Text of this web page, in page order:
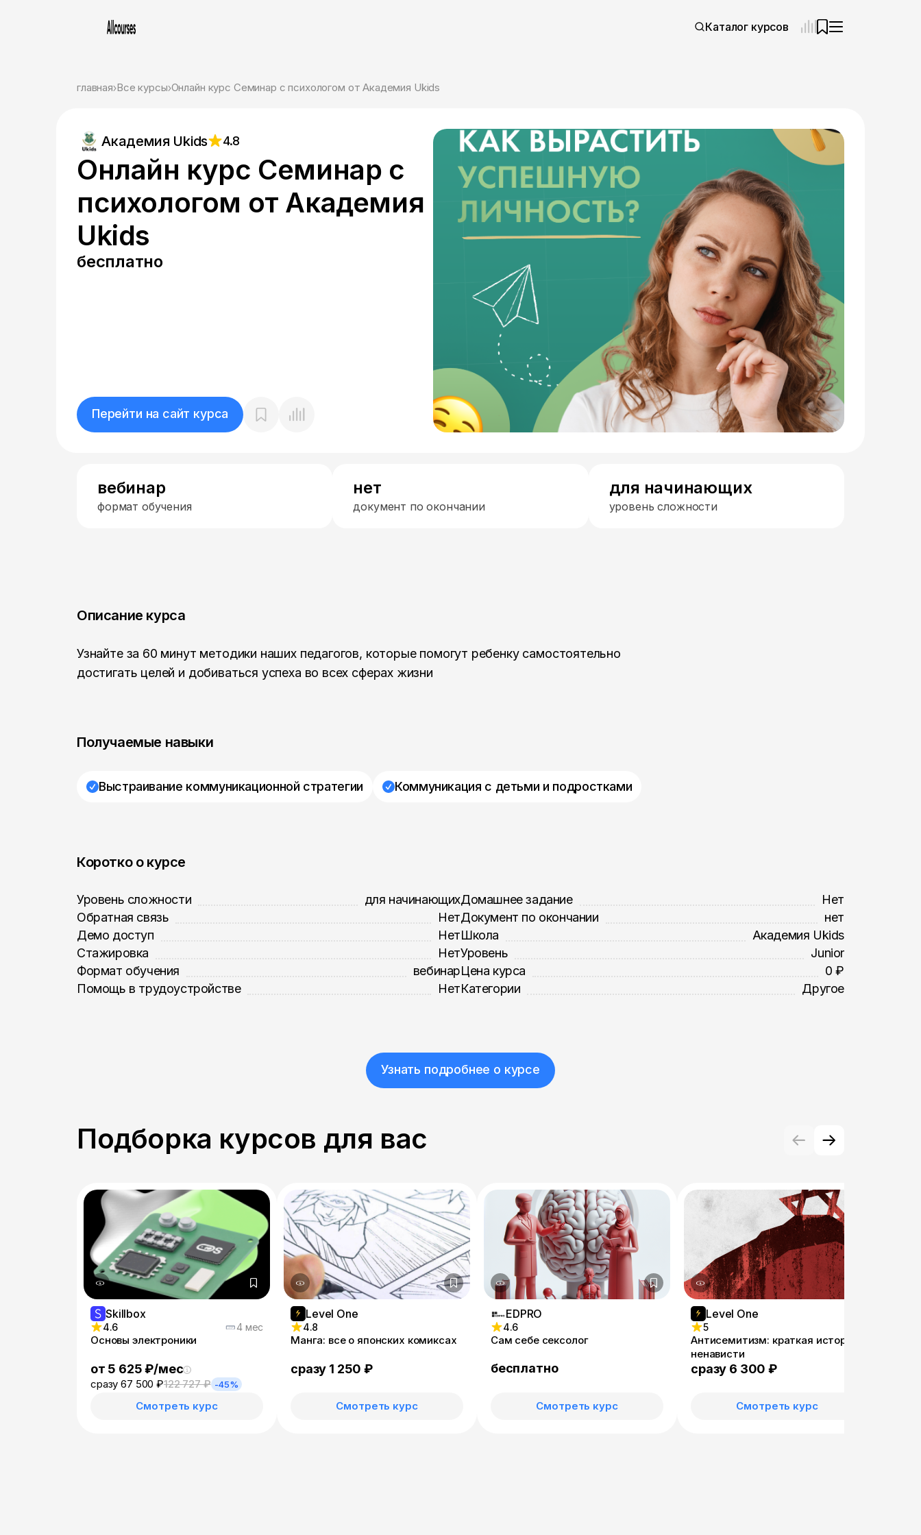
Каталог курсов
главная Все курсы Онлайн курс Семинар с психологом от Академия Ukids
Академия Ukids 4.8
Онлайн курс Семинар с
психологом от Академия
Ukids
бесплатно
Перейти на сайт курса
вебинар
формат обучения
нет
документ по окончании
для начинающих
уровень сложности
Описание курса
Узнайте за 60 минут методики наших педагогов, которые помогут ребенку самостоятельно
достигать целей и добиваться успеха во всех сферах жизни
Получаемые навыки
Выстраивание коммуникационной стратегии Коммуникация с детьми и подростками
Коротко о курсе
Уровень сложности
для начинающих
Обратная связь
Нет
Демо доступ
Нет
Стажировка
Нет
Формат обучения
вебинар
Помощь в трудоустройстве
Нет
Домашнее задание
Нет
Документ по окончании
нет
Школа
Академия Ukids
Уровень
Junior
Цена курса
0 ₽
Категории
Другое
Узнать подробнее о курсе
Подборка курсов для вас
Skillbox
4.6 4 мес
Основы электроники
от 5 625 ₽/мес
сразу 67 500 ₽122 727 ₽ -45%
Смотреть курс
Level One
4.8
Манга: все о японских комиксах
сразу 1 250 ₽
Смотреть курс
EDPRO
4.6
Сам себе сексолог
бесплатно
Смотреть курс
Level One
5
Антисемитизм: краткая история
ненависти
сразу 6 300 ₽
Смотреть курс